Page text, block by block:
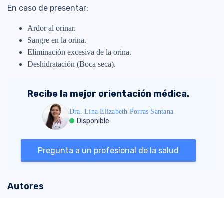
En caso de presentar:
Ardor al orinar.
Sangre en la orina.
Eliminación excesiva de la orina.
Deshidratación (Boca seca).
Recibe la mejor orientación médica.
Dra. Lina Elizabeth Porras Santana
Disponible
Pregunta a un profesional de la salud
Autores